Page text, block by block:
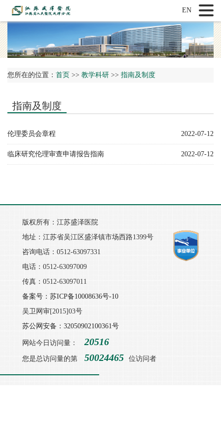
EN
您所在的位置： 首页 >> 教学科研 >> 指南及制度
指南及制度
伦理委员会章程 2022-07-12
临床研究伦理审查申请报告指南 2022-07-12
版权所有：江苏盛泽医院
地址：江苏省吴江区盛泽镇市场西路1399号
咨询电话：0512-63097331
电话：0512-63097009
传真：0512-63097011
备案号：苏ICP备10008636号-10
吴卫网审[2015]03号
苏公网安备：32050902100361号
网站今日访问量： 20516
您是总访问量的第 50024465 位访问者